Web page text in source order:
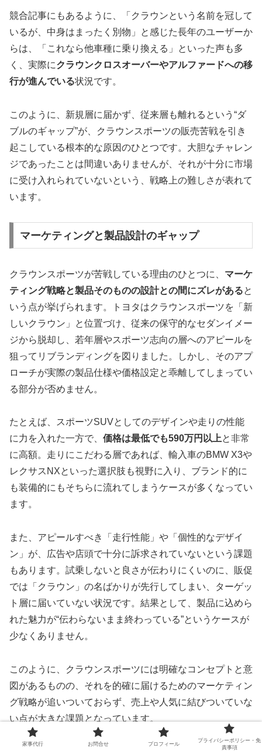
競合記事にもあるように、「クラウンという名前を冠して
いるが、中身はまったく別物」と感じた長年のユーザーか
らは、「これなら他車種に乗り換える」といった声も多
く、実際にクラウンクロスオーバーやアルファードへの移
行が進んでいる状況です。
このように、新規層に届かず、従来層も離れるという“ダ
ブルのギャップ”が、クラウンスポーツの販売苦戦を引き
起こしている根本的な原因のひとつです。大胆なチャレン
ジであったことは間違いありませんが、それが十分に市場
に受け入れられていないという、戦略上の難しさが表れて
います。
マーケティングと製品設計のギャップ
クラウンスポーツが苦戦している理由のひとつに、 マーケ
ティング戦略と製品そのものの設計との間にズレがあると
いう点が挙げられます。トヨタはクラウンスポーツを「新
しいクラウン」と位置づけ、従来の保守的なセダンイメー
ジから脱却し、若年層やスポーツ志向の層へのアピールを
狙ってリブランディングを図りました。しかし、そのアプ
ローチが実際の製品仕様や価格設定と乖離してしまってい
る部分が否めません。
たとえば、スポーツSUVとしてのデザインや走りの性能
に力を入れた一方で、 価格は最低でも590万円以上と非常
に高額。走りにこだわる層であれば、輸入車のBMW X3や
レクサスNXといった選択肢も視野に入り、ブランド的に
も装備的にもそちらに流れてしまうケースが多くなってい
ます。
また、アピールすべき「走行性能」や「個性的なデザイ
ン」が、広告や店頭で十分に訴求されていないという課題
もあります。試乗しないと良さが伝わりにくいのに、販促
では「クラウン」の名ばかりが先行してしまい、ターゲッ
ト層に届いていない状況です。結果として、製品に込めら
れた魅力が“伝わらないまま終わっている”というケースが
少なくありません。
このように、クラウンスポーツには明確なコンセプトと意
図があるものの、それを的確に届けるためのマーケティン
グ戦略が追いついておらず、売上や人気に結びついていな
い点が大きな課題となっています。
家事代行 お問合せ プロフィール
プライバシーポリシー・免
責事項